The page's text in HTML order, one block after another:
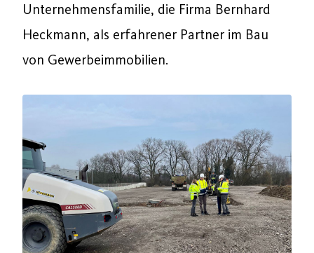
Unternehmensfamilie, die Firma Bernhard
Heckmann, als erfahrener Partner im Bau
von Gewerbeimmobilien.